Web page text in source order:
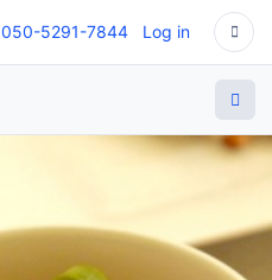
050-5291-7844 Log in